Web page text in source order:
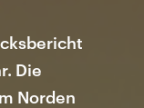
Die
Norden